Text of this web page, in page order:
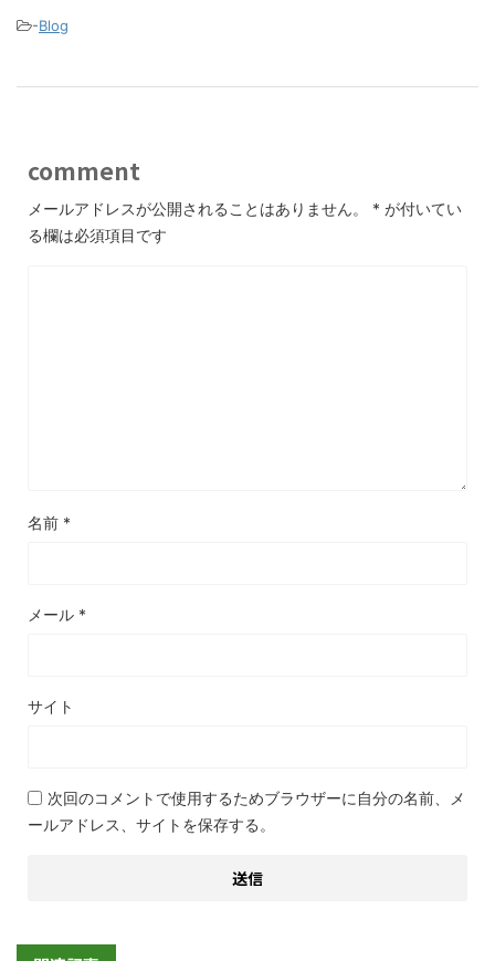
-Blog
comment
メールアドレスが公開されることはありません。 * が付いてい
る欄は必須項目です
名前 *
メール *
サイト
次回のコメントで使用するためブラウザーに自分の名前、メ
ールアドレス、サイトを保存する。